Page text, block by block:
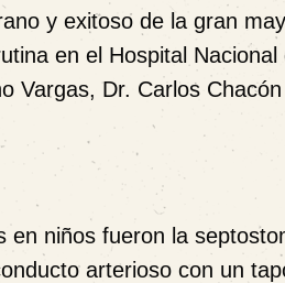
y exitoso de la gran
en el Hospital Nacional
Vargas, Dr. Carlos
en niños fueron la
arterioso con un